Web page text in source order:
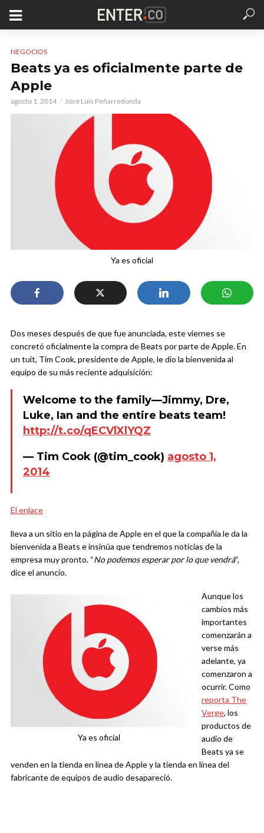
NEGOCIOS
Beats ya es oficialmente parte de
Apple
agosto 1, 2014 José Luis Peñarredonda
Ya es oficial
Dos meses después de que fue anunciada, este viernes se
concretó oficialmente la compra de Beats por parte de Apple. En
un tuit, Tim Cook, presidente de Apple, le dio la bienvenida al
equipo de su más reciente adquisición:
Welcome to the family—Jimmy, Dre,
Luke, Ian and the entire beats team!
http://t.co/qECVlXlYQZ
— Tim Cook (@tim_cook) agosto 1,
2014
El enlace
lleva a un sitio en la página de Apple en el que la compañía le da la
bienvenida a Beats e insinúa que tendremos noticias de la
empresa muy pronto. “No podemos esperar por lo que vendrá“,
dice el anuncio.
Ya es oficial
Aunque los
cambios más
importantes
comenzarán a
verse más
adelante, ya
comenzaron a
ocurrir. Como
reporta The
Verge, los
productos de
audio de
Beats ya se
venden en la tienda en línea de Apple y la tienda en línea del
fabricante de equipos de audio desapareció.